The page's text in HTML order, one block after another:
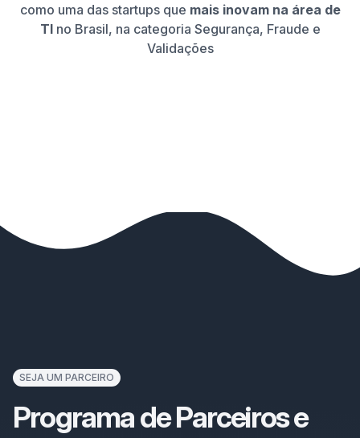
como uma das startups que mais inovam na área de
TIno Brasil, na categoria Segurança, Fraude e
Validações
SEJA UM PARCEIRO
Programa de Parceiros e